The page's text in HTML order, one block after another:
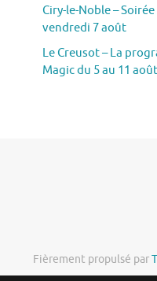
Ciry-le-Noble –
vendredi 7 août
Le Creusot – La
Magic du 5 au 11 août
Fièrement propulsé par